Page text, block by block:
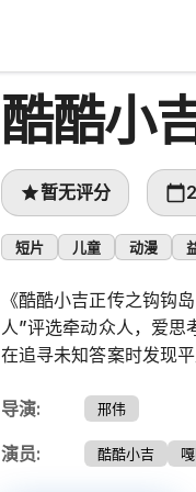
酷酷小
暂无评分
短片 儿童 动漫
《酷酷小吉正传之钩钩
人”评选牵动众人，爱
在追寻未知答案时发现
导演: 邢伟
演员: 酷酷小吉